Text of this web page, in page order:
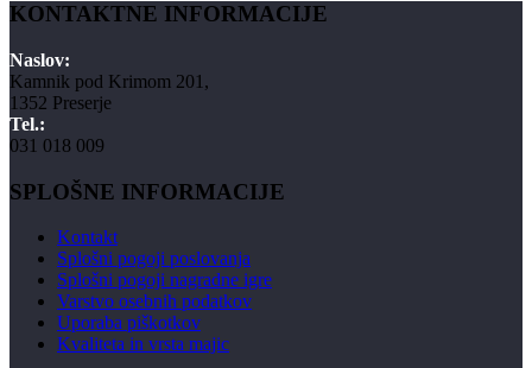
KONTAKTNE INFORMACIJE
Naslov:
Kamnik pod Krimom 201,
1352 Preserje
Tel.:
031 018 009
SPLOŠNE INFORMACIJE
Kontakt
Splošni pogoji poslovanja
Splošni pogoji nagradne igre
Varstvo osebnih podatkov
Uporaba piškotkov
Kvaliteta in vrsta majic